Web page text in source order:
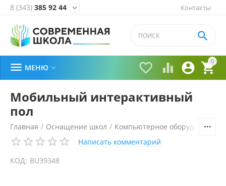
Контакты
8 (343) 385 92 44 
0


 

 МЕНЮ 
Мобильный интерактивный
пол
Главная / Оснащение школ / Компьютерное оборудование,
Написать комментарий
КОД: BU39348